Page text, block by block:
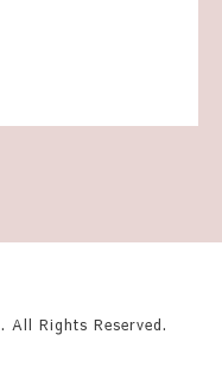
. All Rights Reserved.